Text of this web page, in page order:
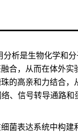
析是生物化学和
合，从而在体外
的高亲和力结合
、信号转导通路
菌表达系统中构